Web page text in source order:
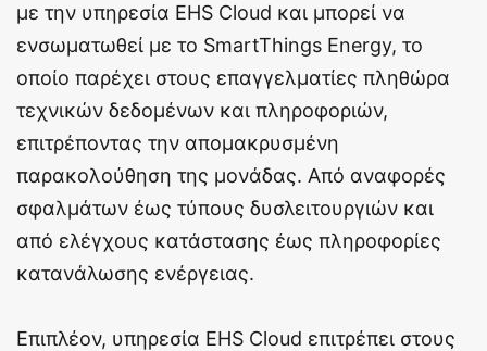
με την υπηρεσία EHS Cloud και μπορεί να
ενσωματωθεί με το SmartThings Energy, το
οποίο παρέχει στους επαγγελματίες πληθώρα
τεχνικών δεδομένων και πληροφοριών,
επιτρέποντας την απομακρυσμένη
παρακολούθηση της μονάδας. Από αναφορές
σφαλμάτων έως τύπους δυσλειτουργιών και
από ελέγχους κατάστασης έως πληροφορίες
κατανάλωσης ενέργειας.
Επιπλέον, υπηρεσία EHS Cloud επιτρέπει στους